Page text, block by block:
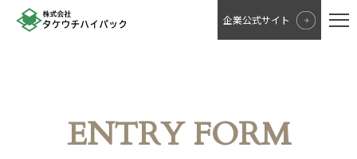
企業公式サイト
ENTRY FORM